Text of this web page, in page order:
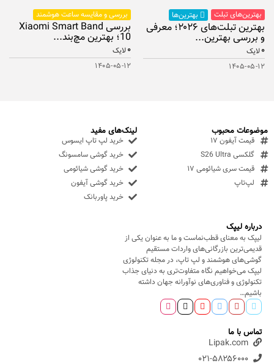
بهترین‌های تبلت
بهترین‌ها
بهترین تبلت‌های ۲۰۲۶؛ معرفی
و بررسی بهترین...
۰لایک
۱۴۰۵-۰۵-۱۲
بررسی و مقایسه ساعت هوشمند
بررسی Xiaomi Smart Band
10؛ بهترین مچ‌بند...
۰لایک
۱۴۰۵-۰۵-۱۲
درباره لیپک
لیپک به معنای قطب‌نماست و ما به عنوان یکی از
قدیمی‌ترین بازرگانی‌های واردات مستقیم
گوشی‌های هوشمند و لپ تاپ، در مجله تکنولوژی
لیپک می‌خواهیم نگاه متفاوت‌تری به دنیای جذاب
تکنولوژی و فناوری‌های نوآورانه جهان داشته
باشیم…
تماس با ما
Lipak.com
۰۲۱-۵۸۲۵۶۰۰۰
موضوعات محبوب
قیمت آیفون ۱۷
گلکسی S26 Ultra
قیمت سری شیائومی ۱۷
لپ‌تاپ
لینک‌های مفید
خرید لپ تاپ ایسوس
خرید گوشی سامسونگ
خرید گوشی شیائومی
خرید گوشی آیفون
خرید پاوربانک